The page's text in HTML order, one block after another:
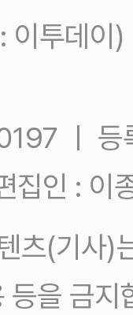
이투데
ㅣ
집인 : 이
츠(기사)
을 금지